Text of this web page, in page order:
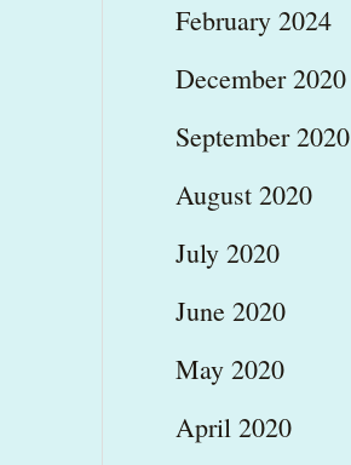
February 2024
December 2020
September 2020
August 2020
July 2020
June 2020
May 2020
April 2020